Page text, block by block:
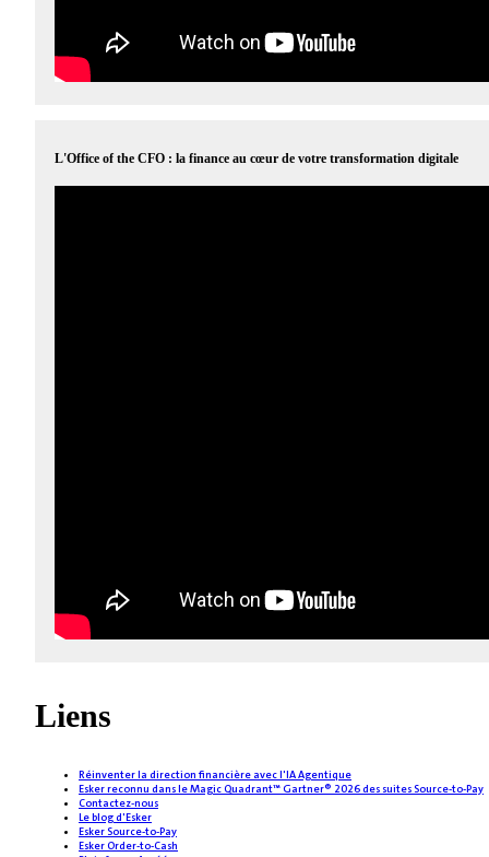
L'Office of the CFO : la finance au cœur de votre transformation digitale
Liens
Réinventer la direction financière avec l'IA Agentique
Esker reconnu dans le Magic Quadrant™ Gartner® 2026 des suites Source-to-Pay
Contactez-nous
Le blog d'Esker
Esker Source-to-Pay
Esker Order-to-Cash